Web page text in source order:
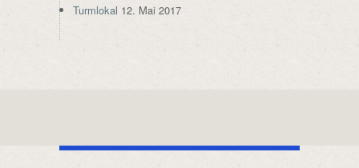
Turmlokal 12. Mai 2017